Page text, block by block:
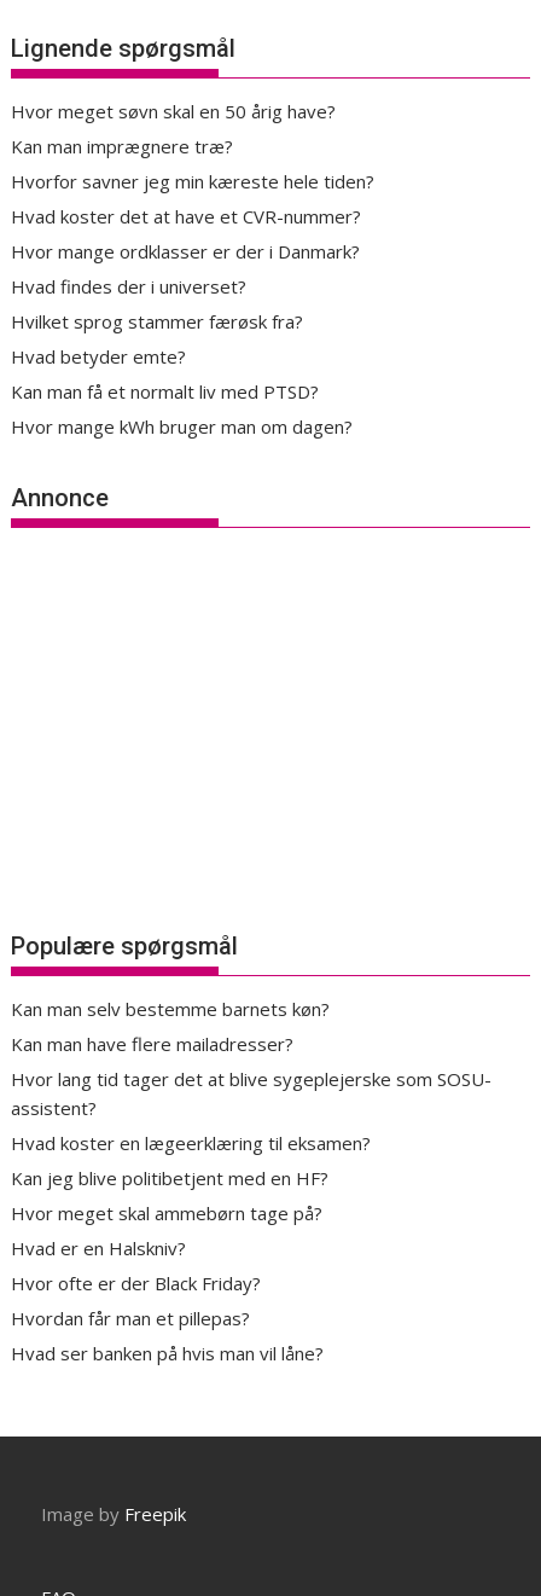
Lignende spørgsmål
Hvor meget søvn skal en 50 årig have?
Kan man imprægnere træ?
Hvorfor savner jeg min kæreste hele tiden?
Hvad koster det at have et CVR-nummer?
Hvor mange ordklasser er der i Danmark?
Hvad findes der i universet?
Hvilket sprog stammer færøsk fra?
Hvad betyder emte?
Kan man få et normalt liv med PTSD?
Hvor mange kWh bruger man om dagen?
Annonce
Populære spørgsmål
Kan man selv bestemme barnets køn?
Kan man have flere mailadresser?
Hvor lang tid tager det at blive sygeplejerske som SOSU-
assistent?
Hvad koster en lægeerklæring til eksamen?
Kan jeg blive politibetjent med en HF?
Hvor meget skal ammebørn tage på?
Hvad er en Halskniv?
Hvor ofte er der Black Friday?
Hvordan får man et pillepas?
Hvad ser banken på hvis man vil låne?
Image by Freepik